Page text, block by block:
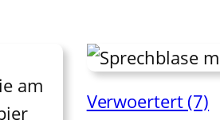
Verwoertert (7)